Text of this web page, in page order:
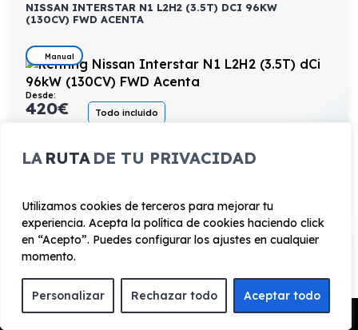
LA RUTA DE TU PRIVACIDAD
Utilizamos cookies de terceros para mejorar tu
experiencia. Acepta la política de cookies haciendo click
en “Acepto”. Puedes configurar los ajustes en cualquier
momento.
Personalizar Rechazar todo Aceptar todo
NISSAN INTERSTAR N1 L2H2 (3.5T) DCI 96KW
(130CV) FWD ACENTA
Manual
Desde:
420€ Todo incluido
130cv Diésel
LYNK & CO 08 1.5 PHEV CORE
Automático
Pedir Presupuesto